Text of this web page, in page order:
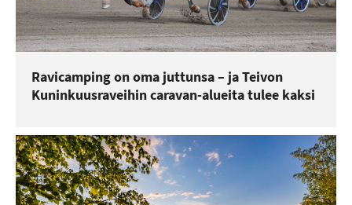
Ravicamping on oma juttunsa – ja Teivon
Kuninkuusraveihin caravan-alueita tulee kaksi